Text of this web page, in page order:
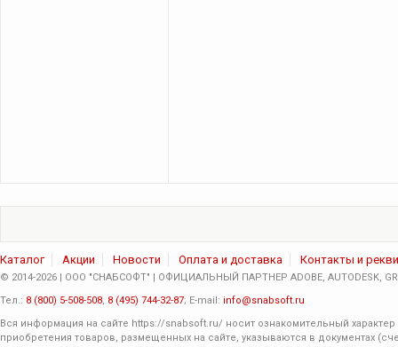
Каталог Акции Новости Оплата и доставка Контакты и
© 2014-2026 | ООО "СНАБСОФТ" | ОФИЦИАЛЬНЫЙ ПАРТНЕР ADOBE, AUTODESK,
Тел.: 8 (800) 5-508-508, 8 (495) 744-32-87; E-mail: info@snabsoft.ru
Вся информация на сайте https://snabsoft.ru/ носит ознакомительный
приобретения товаров, размещенных на сайте, указываются в документах